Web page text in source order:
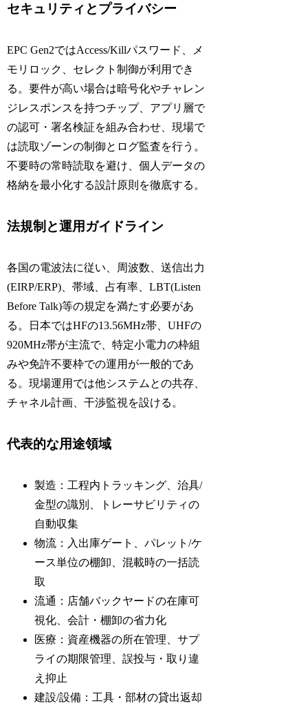
セキュリティとプライバシー
EPC Gen2ではAccess/Killパスワード、メ
モリロック、セレクト制御が利用でき
る。要件が高い場合は暗号化やチャレン
ジレスポンスを持つチップ、アプリ層で
の認可・署名検証を組み合わせ、現場で
は読取ゾーンの制御とログ監査を行う。
不要時の常時読取を避け、個人データの
格納を最小化する設計原則を徹底する。
法規制と運用ガイドライン
各国の電波法に従い、周波数、送信出力
(EIRP/ERP)、帯域、占有率、LBT(Listen
Before Talk)等の規定を満たす必要があ
る。日本ではHFの13.56MHz帯、UHFの
920MHz帯が主流で、特定小電力の枠組
みや免許不要枠での運用が一般的であ
る。現場運用では他システムとの共存、
チャネル計画、干渉監視を設ける。
代表的な用途領域
製造：工程内トラッキング、治具/
金型の識別、トレーサビリティの
自動収集
物流：入出庫ゲート、パレット/ケ
ース単位の棚卸、混載時の一括読
取
流通：店舗バックヤードの在庫可
視化、会計・棚卸の省力化
医療：資産機器の所在管理、サプ
ライの期限管理、誤投与・取り違
え抑止
建設/設備：工具・部材の貸出返却